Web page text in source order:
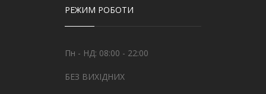
РЕЖИМ РОБОТИ
Пн - НД: 08:00 - 22:00
БЕЗ ВИХІДНИХ